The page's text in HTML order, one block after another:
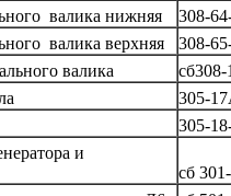
валика нижняя
308-
валика верхняя
308-
валика
сб308-
305-
305-
и
сб